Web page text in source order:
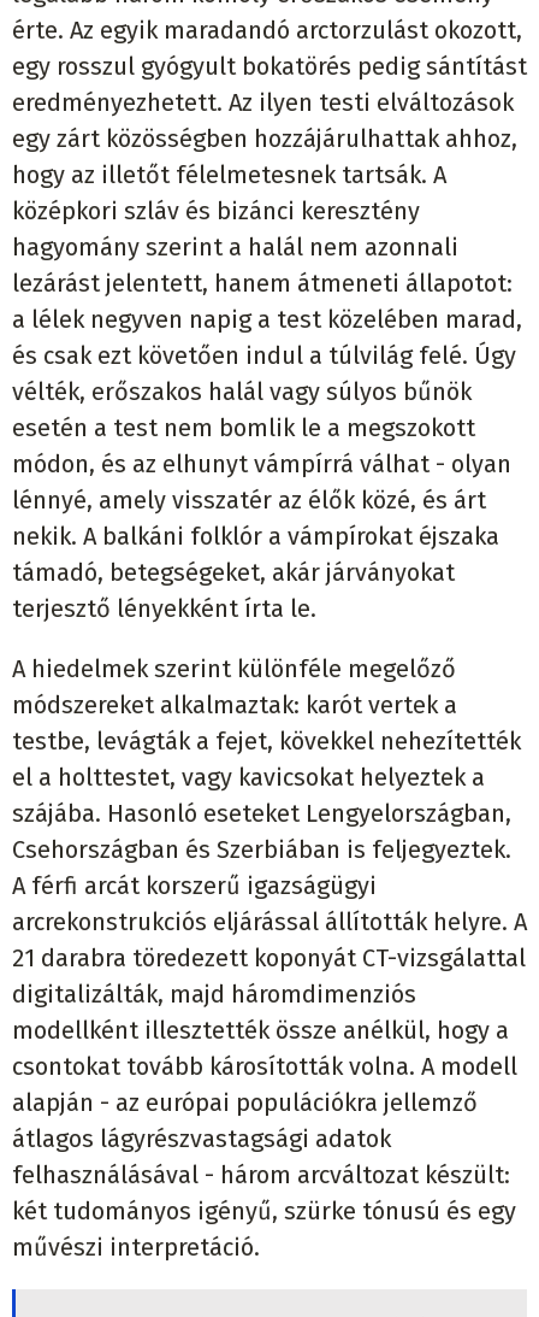
érte. Az egyik maradandó arctorzulást okozott,
egy rosszul gyógyult bokatörés pedig sántítást
eredményezhetett. Az ilyen testi elváltozások
egy zárt közösségben hozzájárulhattak ahhoz,
hogy az illetőt félelmetesnek tartsák. A
középkori szláv és bizánci keresztény
hagyomány szerint a halál nem azonnali
lezárást jelentett, hanem átmeneti állapotot:
a lélek negyven napig a test közelében marad,
és csak ezt követően indul a túlvilág felé. Úgy
vélték, erőszakos halál vagy súlyos bűnök
esetén a test nem bomlik le a megszokott
módon, és az elhunyt vámpírrá válhat - olyan
lénnyé, amely visszatér az élők közé, és árt
nekik. A balkáni folklór a vámpírokat éjszaka
támadó, betegségeket, akár járványokat
terjesztő lényekként írta le.
A hiedelmek szerint különféle megelőző
módszereket alkalmaztak: karót vertek a
testbe, levágták a fejet, kövekkel nehezítették
el a holttestet, vagy kavicsokat helyeztek a
szájába. Hasonló eseteket Lengyelországban,
Csehországban és Szerbiában is feljegyeztek.
A férfi arcát korszerű igazságügyi
arcrekonstrukciós eljárással állították helyre. A
21 darabra töredezett koponyát CT-vizsgálattal
digitalizálták, majd háromdimenziós
modellként illesztették össze anélkül, hogy a
csontokat tovább károsították volna. A modell
alapján - az európai populációkra jellemző
átlagos lágyrészvastagsági adatok
felhasználásával - három arcváltozat készült:
két tudományos igényű, szürke tónusú és egy
művészi interpretáció.